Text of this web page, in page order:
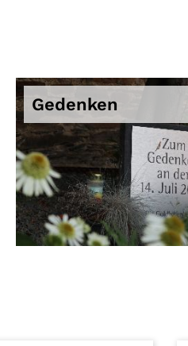
Gedenken